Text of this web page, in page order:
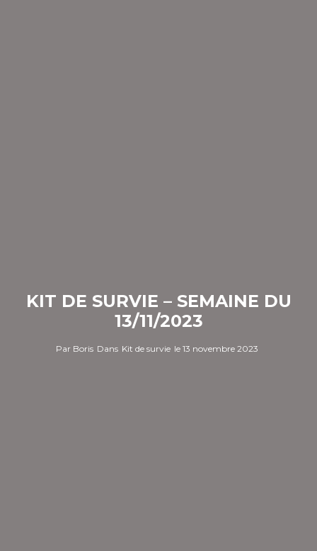
KIT DE SURVIE – SEMAINE DU
13/11/2023
Par Boris Dans Kit de survie le 13 novembre 2023